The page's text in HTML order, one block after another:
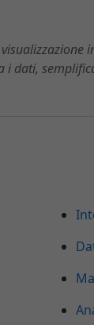
i dati,